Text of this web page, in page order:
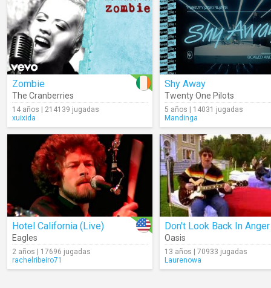
Zombie
The Cranberries
14 años | 214139 jugadas
xuixida
Shy Away
Twenty One Pilots
5 años | 14031 jugadas
Mandinga
Hotel California (Live)
Eagles
2 años | 17696 jugadas
rachelribeiro71
Don't Look Back In Anger
Oasis
13 años | 70933 jugadas
Laurenowa